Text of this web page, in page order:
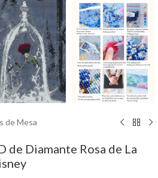
de Mesa
de Diamante Rosa de La